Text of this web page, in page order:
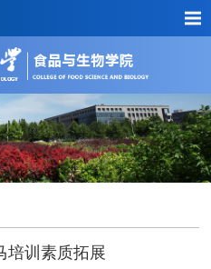
培训素质拓展